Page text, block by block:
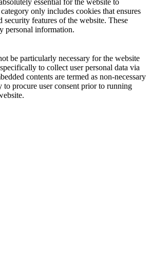
only includes cookies that ensures
security features of the website. These
personal information.
be particularly necessary for the website
to collect user personal data via
contents are termed as non-necessary
to procure user consent prior to running